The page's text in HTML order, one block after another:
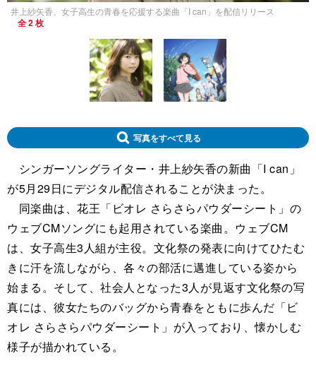
井上紗矢香、女子高生の青春を応援する楽曲「I can」を配信リリース
全 2 枚
写真をすべて見る
シンガーソングライター・井上紗矢香の新曲「I can」
が5月29日にデジタル配信されることが決まった。
同楽曲は、花王「ビオレ さらさらパウダーシート」の
ウェブCMソングにも起用されている楽曲。ウェブCM
は、女子高生3人組が主役。文化祭の発表に向けてひたむ
きに汗を流しながら、各々の部活に邁進している姿から
始まる。そして、社会人となった3人が見返す文化祭の写
真には、彼女たちのバッグから青春をともに歩んだ「ビ
オレ さらさらパウダーシート」が入っており、懐かしむ
様子が描かれている。